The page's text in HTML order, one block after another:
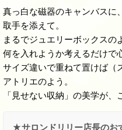
真っ白な磁器のキャンバスに
取手を添えて。
まるでジュエリーボックスの
何を入れようか考えるだけで
サイズ違いで重ねて置けば（
アトリエのよう。
「見せない収納」の美学が、
★サロンドリリー店長のお